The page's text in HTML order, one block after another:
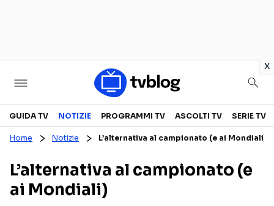
x
Televisione
CANALI TV
PROGRAMMI TV
SERIE TV
GUIDA TV NOTIZIE PROGRAMMI TV ASCOLTI TV SERIE TV
Home Notizie L’alternativa al campionato (e ai Mondiali)
L’alternativa al campionato (e
ai Mondiali)